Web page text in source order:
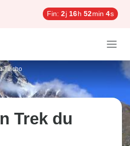
Fin: 2j 16h 52min 3s
Tilicho
Trek du